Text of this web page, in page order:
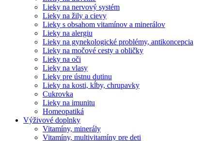
Lieky na nervový systém
Lieky na žily a cievy
Lieky s obsahom vitamínov a minerálov
Lieky na alergiu
Lieky na gynekologické problémy, antikoncepcia
Lieky na močové cesty a obličky
Lieky na oči
Lieky na vlasy
Lieky pre ústnu dutinu
Lieky na kosti, kĺby, chrupavky
Cukrovka
Lieky na imunitu
Homeopatiká
Výživové doplnky
Vitamíny, minerály
Vitamíny, multivitamíny pre deti